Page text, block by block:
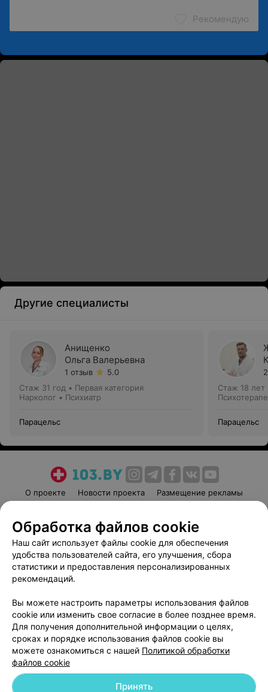
Рекомендую
Другие специалисты
Анищенко
Ольга Валерьевна
1 отзыв
5.0
Стаж 31 год • Первая категория
Нарколог • Психиатр
Парацельс
Стаж 18 лет
Парацельс
О проекте Новости проекта
Размещение рекламы
Пользовательское соглашение
Способы оплаты
Вакансии
Партнеры
Написать руководителю 103.by
Обработка персональных данных
Обработка файлов cookie
Наш сайт использует файлы cookie для обеспечения
удобства пользователей сайта, его улучшения, сбора
статистики и предоставления персонализированных
рекомендаций.
Вы можете настроить параметры использования файлов
cookie или изменить свое согласие в более позднее время.
Для получения дополнительной информации о целях,
сроках и порядке использования файлов cookie вы
можете ознакомиться с нашей Политикой обработки
файлов cookie
Принять